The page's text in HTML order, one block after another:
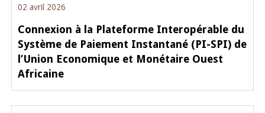
02 avril 2026
Connexion à la Plateforme Interopérable du
Système de Paiement Instantané (PI-SPI) de
l’Union Economique et Monétaire Ouest
Africaine